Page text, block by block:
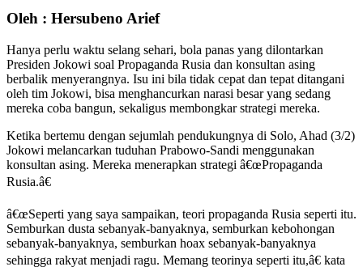
Oleh : Hersubeno Arief
Hanya perlu waktu selang sehari, bola panas yang dilontarkan
Presiden Jokowi soal Propaganda Rusia dan konsultan asing
berbalik menyerangnya. Isu ini bila tidak cepat dan tepat ditangani
oleh tim Jokowi, bisa menghancurkan narasi besar yang sedang
mereka coba bangun, sekaligus membongkar strategi mereka.
Ketika bertemu dengan sejumlah pendukungnya di Solo, Ahad (3/2)
Jokowi melancarkan tuduhan Prabowo-Sandi menggunakan
konsultan asing. Mereka menerapkan strategi â€œPropaganda
Rusia.â€
â€œSeperti yang saya sampaikan, teori propaganda Rusia seperti itu.
Semburkan dusta sebanyak-banyaknya, semburkan kebohongan
sebanyak-banyaknya, semburkan hoax sebanyak-banyaknya
sehingga rakyat menjadi ragu. Memang teorinya seperti itu,â€ kata